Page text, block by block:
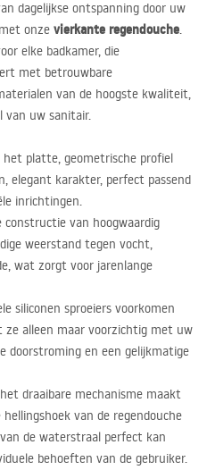
dagelijkse ontspanning door uw
onze vierkante regendouche.
elke badkamer, die
met betrouwbare
van de hoogste kwaliteit,
van uw sanitair.
het platte, geometrische profiel
elegant karakter, perfect passend
inrichtingen.
constructie van hoogwaardig
weerstand tegen vocht,
wat zorgt voor jarenlange
siliconen sproeiers voorkomen
ze alleen maar voorzichtig met uw
doorstroming en een gelijkmatige
draaibare mechanisme maakt
van de regendouche
de waterstraal perfect kan
behoeften van de gebruiker.